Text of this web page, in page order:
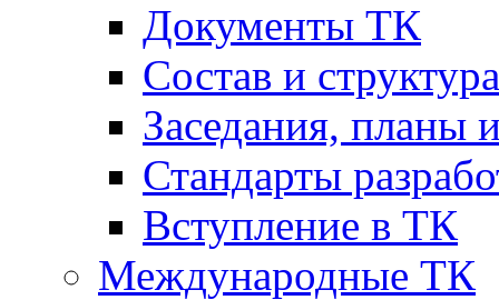
Документы ТК
Cостав и
Заседания, планы
Стандарты
Вступление в ТК
Международные ТК